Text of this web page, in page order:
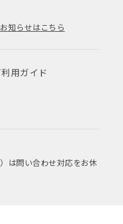
知らせはこちら
利用ガイド
は問い合わせ対応をお休